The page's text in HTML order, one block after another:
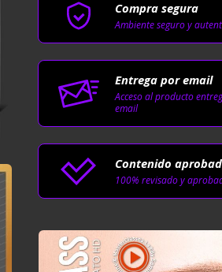
Compra segura
Ambiente seguro y
Entrega por email
Acceso al producto
email
Contenido
100% revisado y